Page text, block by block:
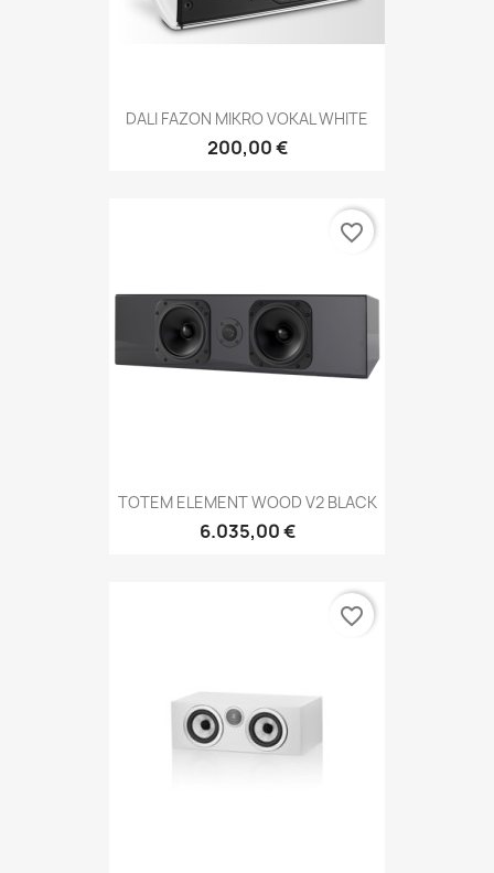
DALI FAZON MIKRO VOKAL WHITE
200,00 €
TOTEM ELEMENT WOOD V2 BLACK
6.035,00 €
favorite_border
favorite_border